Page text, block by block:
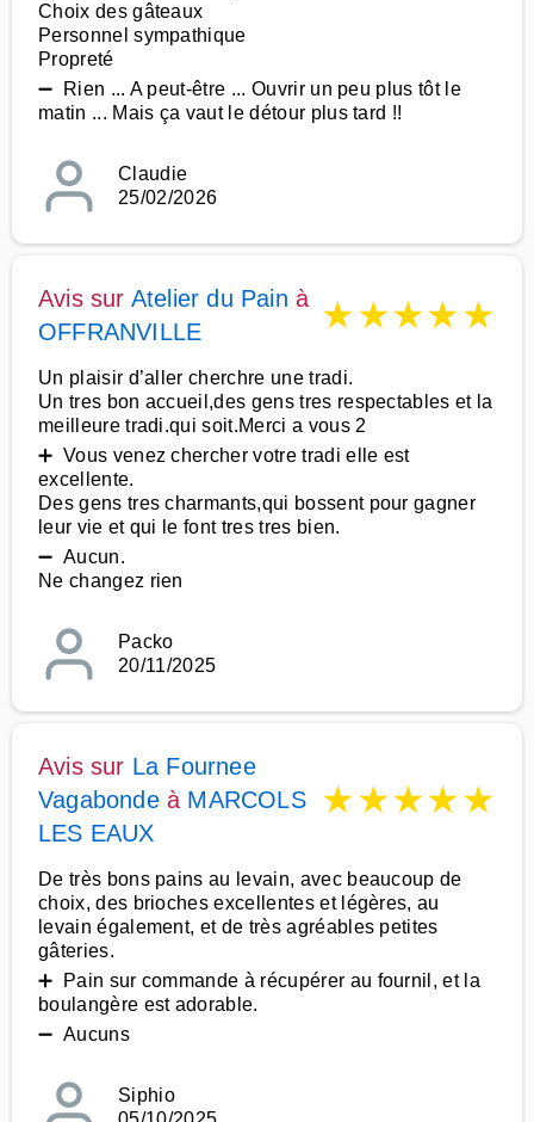
Choix des gâteaux
Personnel sympathique
Propreté
➖ Rien ... A peut-être ... Ouvrir un peu plus tôt le
matin ... Mais ça vaut le détour plus tard !!
Claudie
25/02/2026
Avis sur Atelier du Pain à
OFFRANVILLE
★★★★★
Un plaisir d’aller cherchre une tradi.
Un tres bon accueil,des gens tres respectables et la
meilleure tradi.qui soit.Merci a vous 2
➕ Vous venez chercher votre tradi elle est
excellente.
Des gens tres charmants,qui bossent pour gagner
leur vie et qui le font tres tres bien.
➖ Aucun.
Ne changez rien
Packo
20/11/2025
Avis sur La Fournee
Vagabondeà MARCOLS
LES EAUX
★★★★★
De très bons pains au levain, avec beaucoup de
choix, des brioches excellentes et légères, au
levain également, et de très agréables petites
gâteries.
➕ Pain sur commande à récupérer au fournil, et la
boulangère est adorable.
➖ Aucuns
Siphio